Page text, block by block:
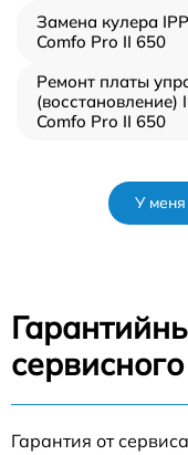
Замена кулера
Comfo Pro II 650
Ремонт платы
(восстановление)
Comfo Pro II 650
У меня
Гарантия от